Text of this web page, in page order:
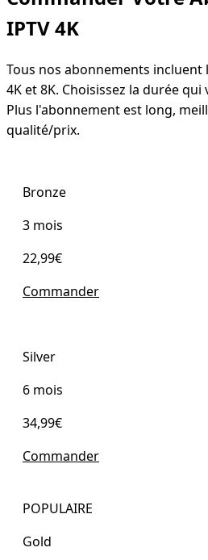
IPTV 4K
Tous nos abonnements incluent
4K et 8K. Choisissez la durée
Plus l'abonnement est long,
qualité/prix.
Bronze
3 mois
22,99€
Commander
Silver
6 mois
34,99€
Commander
POPULAIRE
Gold